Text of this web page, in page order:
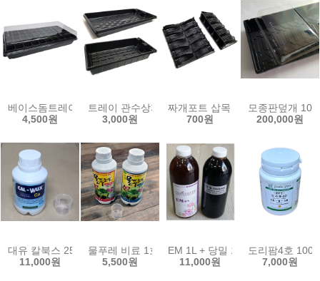
베이스돔트레이/베이스트레이+투명덮개 모종판덥개 물받이 육묘판
4,500원
트레이 관수상자 wc-m 모종판 모종트레이 물받이
3,000원
짜개포트 삽목 모종포트 관수상
700원
모종판덮개
200,000원
대유 칼북스 250ml 액상 식물 칼슘 보충제 수경재배 미량원소 ca 액비
11,000원
물푸레 비료 1호 2호 500ml 수경재배 양액 비료 복
5,500원
EM 1L + 당밀 1L 친환경 이엠 미
11,000원
도리팜4호
7,000원